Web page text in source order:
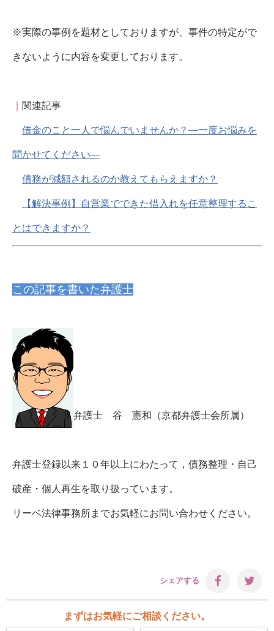
※実際の事例を題材としておりますが、事件の特定がで
きないように内容を変更しております。
関連記事
借金のこと一人で悩んでいませんか？―一度お悩みを
聞かせてください―
債務が減額されるのか教えてもらえますか？
【解決事例】自営業でできた借入れを任意整理するこ
とはできますか？
この記事を書いた弁護士
弁護士 谷 憲和（京都弁護士会所属）
弁護士登録以来１０年以上にわたって，債務整理・自己
破産・個人再生を取り扱っています。
リーベ法律事務所までお気軽にお問い合わせください。
シェアする
まずはお気軽にご相談ください。